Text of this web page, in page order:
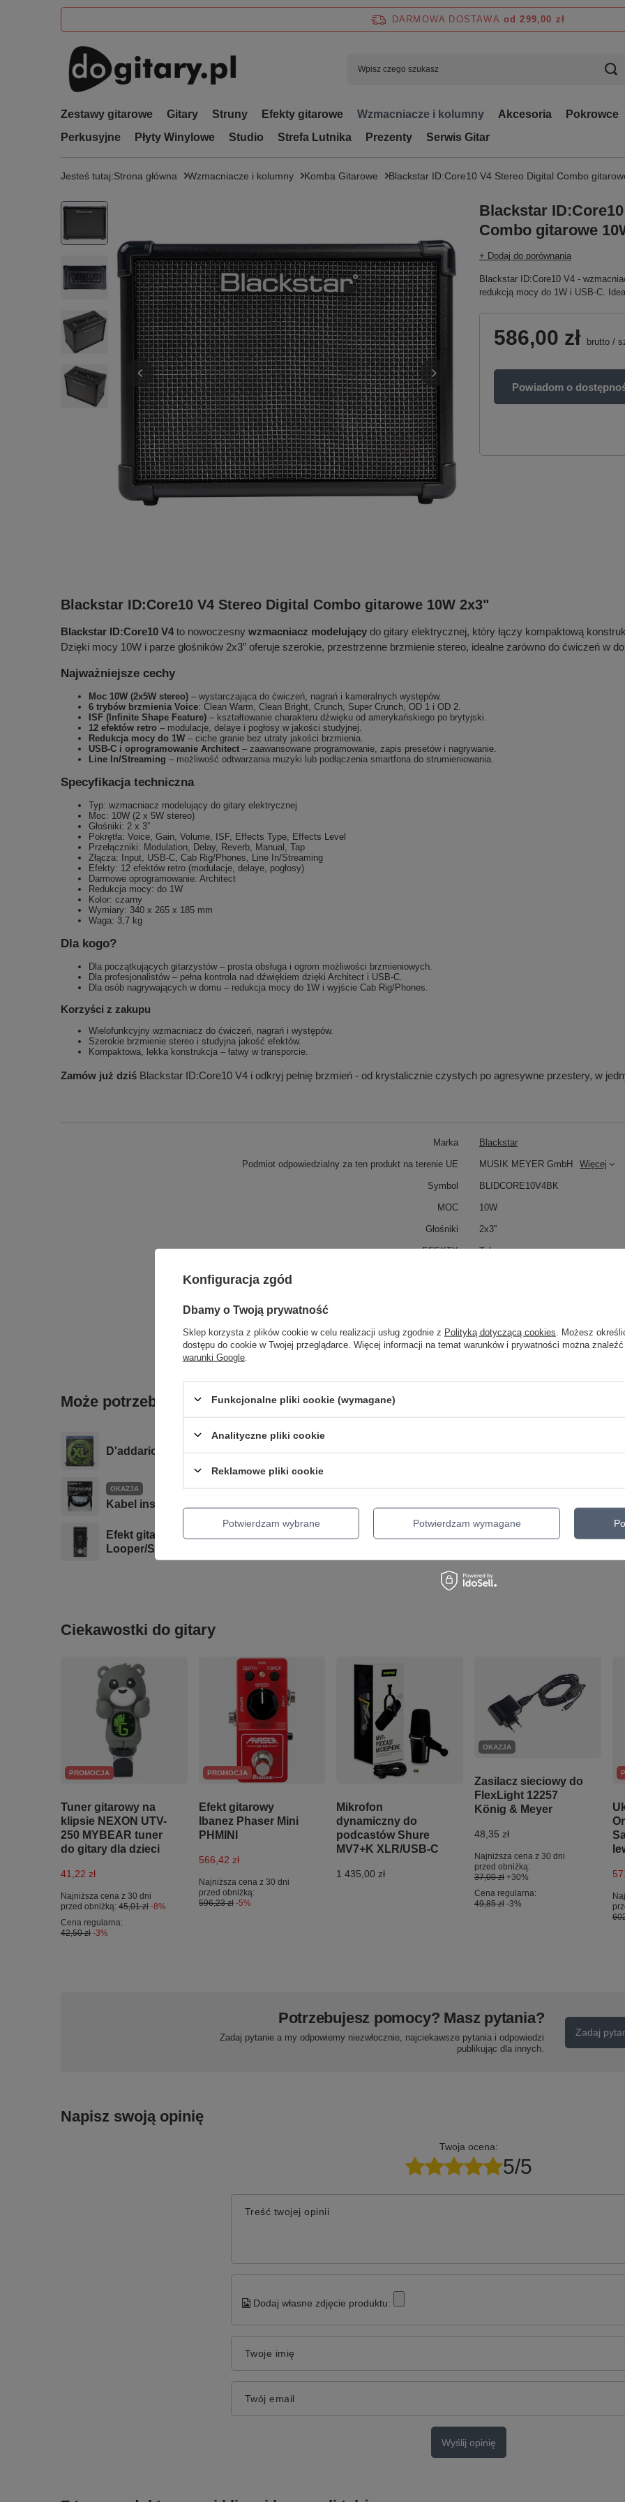
DARMOWA DOSTAWA od 299,00 zł
Zestawy gitarowe Gitary Struny Efekty gitarowe Wzmacniacze i kolumny Akcesoria Pokrowce
Perkusyjne
Płyty Winylowe Studio Strefa Lutnika Prezenty Serwis Gitar
Jesteś tutaj:Strona główna Wzmacniacze i kolumny Komba Gitarowe Blackstar ID:Core10 V4 Stereo Digital Combo
Blackstar
Combo gitarowe
+ Dodaj do porównania
Blackstar ID:Core10 V4 -
redukcją mocy do 1W i USB-C.
586,00 zł brutto /
Powiadom o
Blackstar ID:Core10 V4 Stereo Digital Combo gitarowe 10W 2x3"
Blackstar ID:Core10 V4to nowoczesny wzmacniacz modelujący do gitary elektrycznej, który łączy kompaktową
Dzięki mocy 10W i parze głośników 2x3” oferuje szerokie, przestrzenne brzmienie stereo, idealne zarówno do ćwiczeń w
Najważniejsze cechy
Moc 10W (2x5W stereo) – wystarczająca do ćwiczeń, nagrań i kameralnych występów.
6 trybów brzmienia Voice: Clean Warm, Clean Bright, Crunch, Super Crunch, OD 1 i OD 2.
ISF (Infinite Shape Feature) – kształtowanie charakteru dźwięku od amerykańskiego po brytyjski.
12 efektów retro – modulacje, delaye i pogłosy w jakości studyjnej.
Redukcja mocy do 1W – ciche granie bez utraty jakości brzmienia.
USB-C i oprogramowanie Architect – zaawansowane programowanie, zapis presetów i nagrywanie.
Line In/Streaming – możliwość odtwarzania muzyki lub podłączenia smartfona do strumieniowania.
Specyfikacja techniczna
Typ: wzmacniacz modelujący do gitary elektrycznej
Moc: 10W (2 x 5W stereo)
Głośniki: 2 x 3”
Pokrętła: Voice, Gain, Volume, ISF, Effects Type, Effects Level
Przełączniki: Modulation, Delay, Reverb, Manual, Tap
Złącza: Input, USB-C, Cab Rig/Phones, Line In/Streaming
Efekty: 12 efektów retro (modulacje, delaye, pogłosy)
Darmowe oprogramowanie: Architect
Redukcja mocy: do 1W
Kolor: czarny
Wymiary: 340 x 265 x 185 mm
Waga: 3,7 kg
Dla kogo?
Dla początkujących gitarzystów – prosta obsługa i ogrom możliwości brzmieniowych.
Dla profesjonalistów – pełna kontrola nad dźwiękiem dzięki Architect i USB-C.
Dla osób nagrywających w domu – redukcja mocy do 1W i wyjście Cab Rig/Phones.
Korzyści z zakupu
Wielofunkcyjny wzmacniacz do ćwiczeń, nagrań i występów.
Szerokie brzmienie stereo i studyjna jakość efektów.
Kompaktowa, lekka konstrukcja – łatwy w transporcie.
Zamów już dziś Blackstar ID:Core10 V4 i odkryj pełnię brzmień - od krystalicznie czystych po agresywne przestery, w
Marka Blackstar
Podmiot odpowiedzialny za ten produkt na terenie UE MUSIK MEYER GmbH Więcej
Symbol BLIDCORE10V4BK
MOC 10W
Głośniki 2x3''
EFEKTY Tak
Parametry bezpieczeństwa Parametry bezpieczeństwa
Może potrzebujesz tego do gitary
D'addario EPS165 struny do gitary basowej 45-105 długie
OKAZJA
Kabel instrumentalny KLOTZ TI-0300 PSP TITANIUM J/J 3m
Efekt gitarowy akustyczny Fishman AFX Mini Broken Record
Looper/Sampler
Ciekawostki do gitary
PROMOCJA
Tuner gitarowy na
klipsie NEXON UTV-
250 MYBEAR tuner
do gitary dla dzieci
41,22 zł
Najniższa cena z 30 dni
przed obniżką: 45,01 zł -8%
Cena regularna:
42,50 zł -3%
PROMOCJA
Efekt gitarowy
Ibanez Phaser Mini
PHMINI
566,42 zł
Najniższa cena z 30 dni
przed obniżką:
596,23 zł -5%
Mikrofon
dynamiczny do
podcastów Shure
MV7+K XLR/USB-C
1 435,00 zł
OKAZJA
Zasilacz sieciowy do
FlexLight 12257
König & Meyer
48,35 zł
Najniższa cena z 30 dni
przed obniżką:
37,00 zł +30%
Cena regularna:
49,85 zł -3%
Potrzebujesz pomocy? Masz pytania?
Zadaj pytanie a my odpowiemy niezwłocznie, najciekawsze pytania i odpowiedzi
publikując dla innych.
Zadaj
Napisz swoją opinię
Twoja ocena:
5/5
Treść twojej opinii
Dodaj własne zdjęcie produktu:
Twoje imię
Twój email
Wyślij opinię
Konfiguracja zgód
Dbamy o Twoją prywatność
Sklep korzysta z plików cookie w celu realizacji usług zgodnie z Polityką dotyczącą cookies . Możesz
dostępu do cookie w Twojej przeglądarce. Więcej informacji na temat warunków i prywatności można
warunki Google
Funkcjonalne pliki cookie (wymagane)
Analityczne pliki cookie
Reklamowe pliki cookie
Potwierdzam wybrane Potwierdzam wymagane